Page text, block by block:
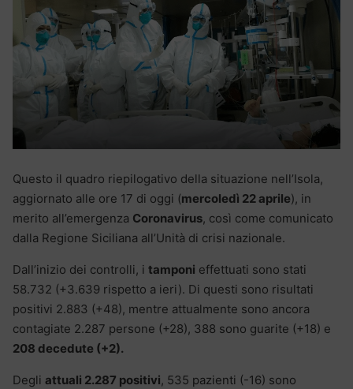
Questo il quadro riepilogativo della situazione nell’Isola,
aggiornato alle ore 17 di oggi (mercoledì 22 aprile), in
merito all’emergenza Coronavirus, così come comunicato
dalla Regione Siciliana all’Unità di crisi nazionale.
Dall’inizio dei controlli, i tamponi effettuati sono stati
58.732 (+3.639 rispetto a ieri). Di questi sono risultati
positivi 2.883 (+48), mentre attualmente sono ancora
contagiate 2.287 persone (+28), 388 sono guarite (+18) e
208 decedute (+2).
Degli attuali 2.287 positivi, 535 pazienti (-16) sono